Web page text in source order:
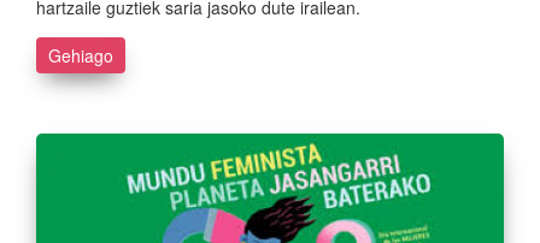
hartzaile guztiek saria jasoko dute irailean.
Gehiago